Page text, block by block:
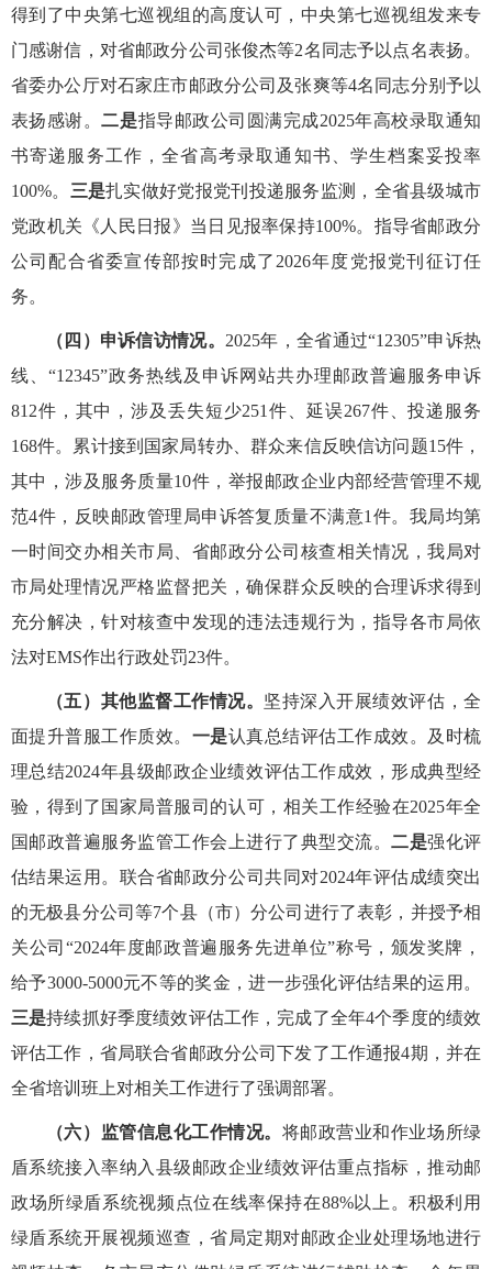
得到了中央第七巡视组的高度认可，中央第七巡视组发来专
门感谢信，对省邮政分公司张俊杰等2名 同志予以点名表扬。
省委办公厅对石家庄市邮政分公司及张爽等4名同志分别予以
表扬感谢。二是指导邮政公司圆满完成2025年高校录取通知
书寄递服务工作，全省高考录取通知书、学生档案妥投率
100%。 三是扎实做好党报党刊投递服务监测，全省县级城市
党政机关《人民日报》当日见报率保持100%。指导省邮政分
公司配合省委宣传部按时完成了2026年度党报党刊征订任
务。
（四）申诉信访情况。 2025年，全省通过“12305”申诉热
线、“12345”政务热线及申诉网站共办理邮政普遍服务申诉
812件，其中，涉及丢失短少251件、延误267件、投递服务
168件。累计接到国家局转办、群众来信反映信访问题15件，
其中，涉及服务质量10件，举报邮政企业内部经营管理不规
范4件，反映邮政管理局申诉答复质量不满意1件。我局均第
一时间交办相关市局、省邮政分公司核查相关情况，我局对
市局处理情况严格监督把关，确保群众反映的合理诉求得到
充分解决，针对核查中发现的违法违规行为，指导各市局依
法对EMS作出行政处罚23件。
（五）其他监督工作情况。 坚持深入开展绩效评估，全
面提升普服工作质效。 一是认真总结评估工作成效。及时梳
理总结2024年县级邮政企业绩效评估工作成效，形成典型经
验，得到了国家局普服司的认可，相关工作经验在2025年全
国邮政普遍服务监管工作会上进行了典型交流。二是强化评
估结果运用。联合省邮政分公司共同对2024年评估成绩突出
的无极县分公司等7个县（市）分公司进行了表彰，并授予相
关公司“2024年度邮政普遍服务先进单位”称号，颁发奖牌，
给予3000-5000元不等的奖金，进一步强化评估结果的运用。
三是持续抓好季度绩效评估工作，完成了全年4个季度的绩效
评估工作，省局联合省邮政分公司下发了工作通报4期，并在
全省培训班上对相关工作进行了强调部署。
（六）监管信息化工作情况。 将邮政营业和作业场所绿
盾系统接入率纳入县级邮政企业绩效评估重点指标，推动邮
政场所绿盾系统视频点位在线率保持在88%以上。积极利用
绿盾系统开展视频巡查，省局定期对邮政企业处理场地进行